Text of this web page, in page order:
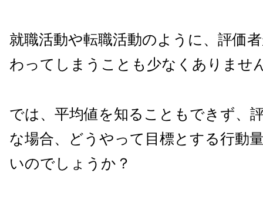
就職活動や転職活動のように、評価
わってしまうことも少なくありませ
では、平均値を知ることもできず、
な場合、どうやって目標とする行動
いのでしょうか？